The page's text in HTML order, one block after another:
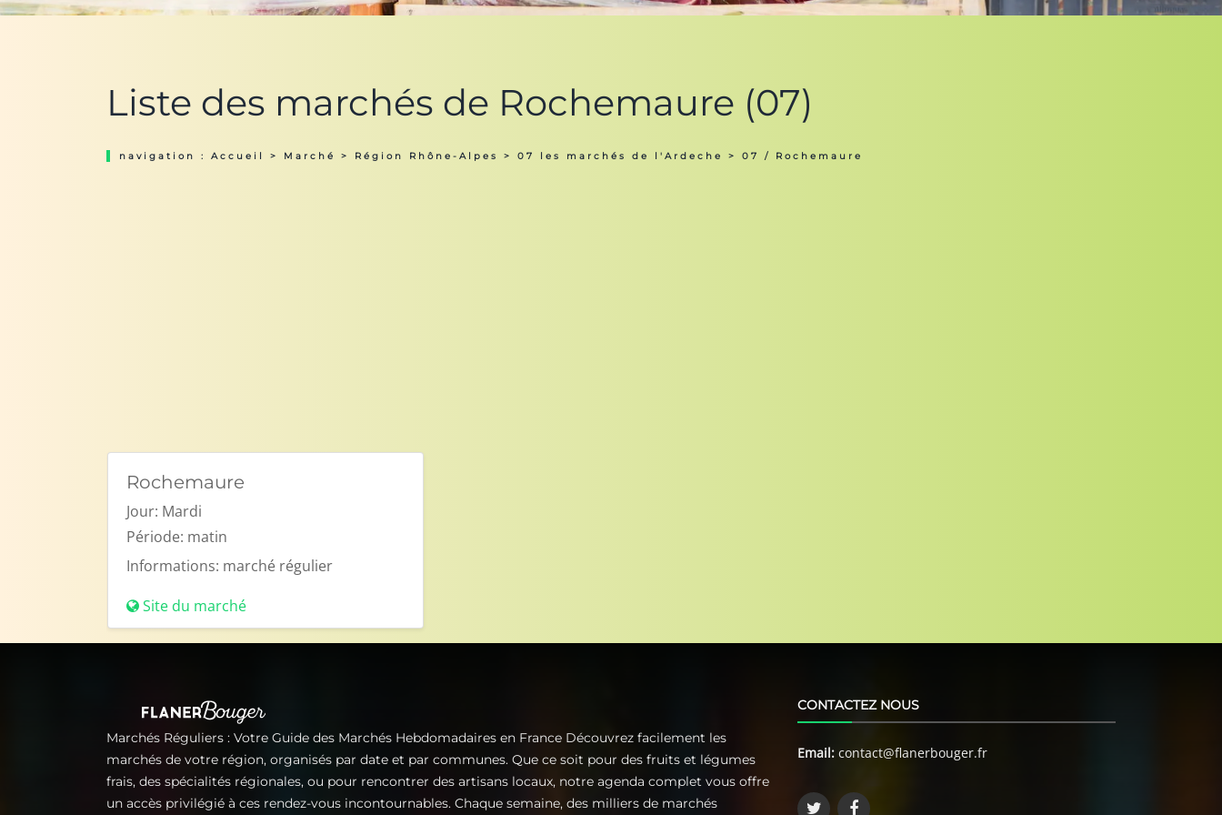
Liste des marchés de Rochemaure (07)
navigation : Accueil > Marché > Région Rhône-Alpes > 07 les marchés de l'Ardeche > 07 / Rochemaure
Rochemaure
Jour: Mardi
Période: matin
Informations: marché régulier
Site du marché
Marchés Réguliers : Votre Guide des Marchés Hebdomadaires en France Découvrez facilement les
marchés de votre région, organisés par date et par communes. Que ce soit pour des fruits et légumes
frais, des spécialités régionales, ou pour rencontrer des artisans locaux, notre agenda complet vous offre
un accès privilégié à ces rendez-vous incontournables. Chaque semaine, des milliers de marchés
CONTACTEZ NOUS
Email: contact@flanerbouger.fr